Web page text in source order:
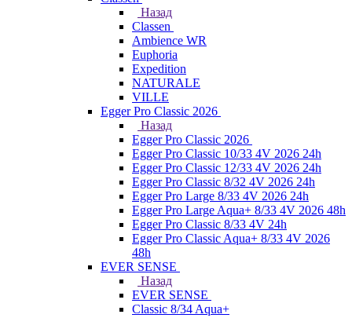
Назад
Classen
Ambience WR
Euphoria
Expedition
NATURALE
VILLE
Egger Pro Classic 2026
Назад
Egger Pro Classic 2026
Egger Pro Classic 10/33 4V 2026 24h
Egger Pro Classic 12/33 4V 2026 24h
Egger Pro Classic 8/32 4V 2026 24h
Egger Pro Large 8/33 4V 2026 24h
Egger Pro Large Aqua+ 8/33 4V 2026 48h
Egger Pro Classic 8/33 4V 24h
Egger Pro Classic Aqua+ 8/33 4V 2026
48h
EVER SENSE
Назад
EVER SENSE
Classic 8/34 Aqua+